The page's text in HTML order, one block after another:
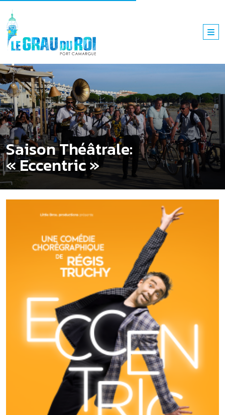
Saison Théâtrale:
« Eccentric »